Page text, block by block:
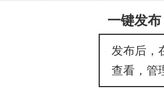
一键发
发布后，
查看，管